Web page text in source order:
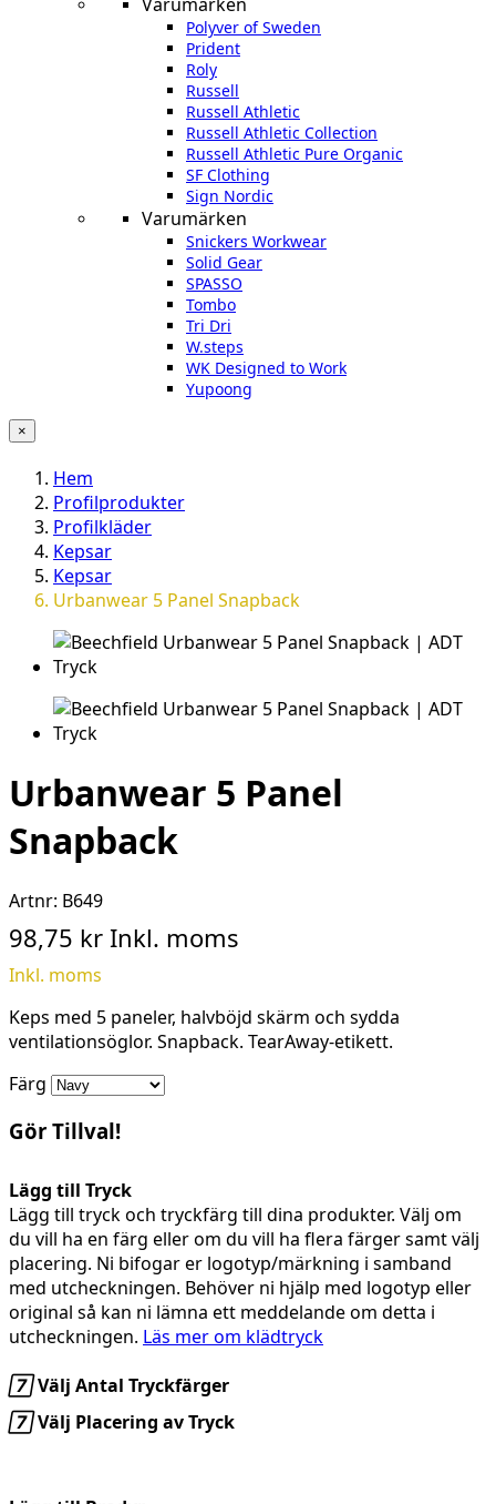
Polyver of Sweden
Prident
Roly
Russell
Russell Athletic
Russell Athletic Collection
Russell Athletic Pure Organic
SF Clothing
Sign Nordic
Varumärken
Snickers Workwear
Solid Gear
SPASSO
Tombo
Tri Dri
W.steps
WK Designed to Work
Yupoong
×
Hem
Profilprodukter
Profilkläder
Kepsar
Kepsar
Urbanwear 5 Panel Snapback
Urbanwear 5 Panel
Snapback
Artnr: B649
98,75 kr Inkl. moms
Inkl. moms
Keps med 5 paneler, halvböjd skärm och sydda
ventilationsöglor. Snapback. TearAway-etikett.
Färg
Gör Tillval!
Lägg till Tryck
Lägg till tryck och tryckfärg till dina produkter. Välj om
du vill ha en färg eller om du vill ha flera färger samt välj
placering. Ni bifogar er logotyp/märkning i samband
med utcheckningen. Behöver ni hjälp med logotyp eller
original så kan ni lämna ett meddelande om detta i
utcheckningen. Läs mer om klädtryck
Välj Antal Tryckfärger
Välj Placering av Tryck